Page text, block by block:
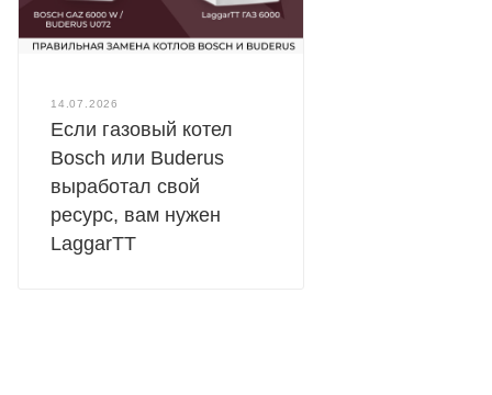
14.07.2026
Если газовый котел
Bosch или Buderus
выработал свой
ресурс, вам нужен
LaggarTT